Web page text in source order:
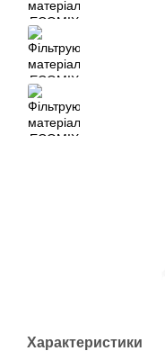
Характеристики